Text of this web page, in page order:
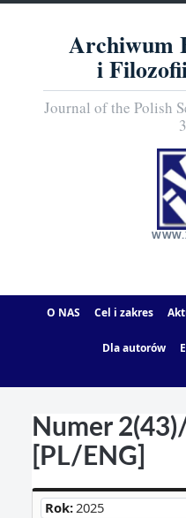
Archiwum
i
Journal of the Polish
O NAS Cel i zakres
Dla autorów
Numer
[PL/ENG]
Rok:2025